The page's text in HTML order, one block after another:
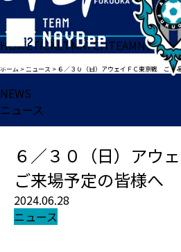
HOMETICKETMATCHTEAMNEWS
ホーム >ニュース > ６／３０（日）アウェイＦＣ東京戦 ご来
NEWS
ニュース
６／３０（日）アウ
ご来場予定の皆様へ
2024.06.28
ニュース